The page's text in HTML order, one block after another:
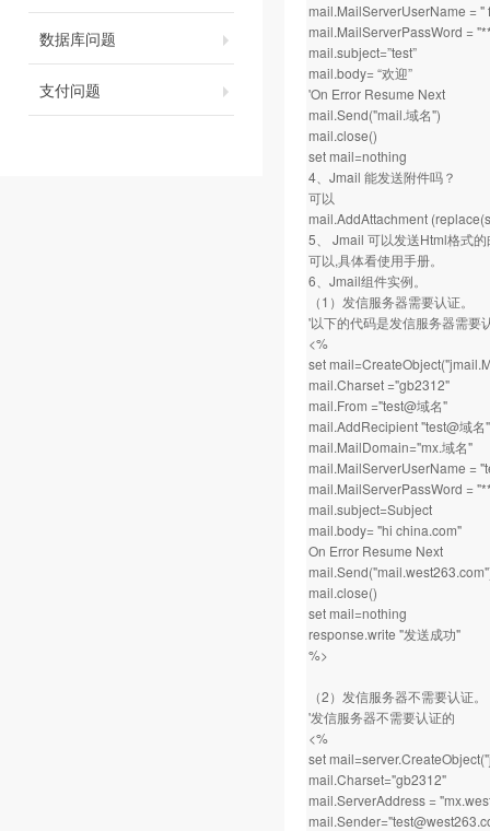
数据库问题
支付问题
mail.MailServerUserName = "
mail.MailServerPassWord =
mail.subject=”test”
mail.body= “欢迎”
'On Error Resume Next
mail.Send("mail.域名")
mail.close()
set mail=nothing
4、Jmail 能发送附件吗？
可以
mail.AddAttachment
5、 Jmail 可以发送Html格式
可以,具体看使用手册。
6、Jmail组件实例。
（1）发信服务器需要认证。
'以下的代码是发信服务器需要
<%
set
mail.Charset ="gb2312"
mail.From ="test@域名"
mail.AddRecipient "test@域名"
mail.MailDomain="mx.域名"
mail.MailServerUserName =
mail.MailServerPassWord =
mail.subject=Subject
mail.body= "hi china.com"
On Error Resume Next
mail.close()
set mail=nothing
response.write "发送成功"
%>
（2）发信服务器不需要认证。
'发信服务器不需要认证的
<%
set
mail.Charset="gb2312"
mail.ServerAddress =